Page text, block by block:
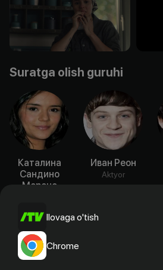
Suratga olish guruhi
Каталина
Сандино
Морено
Иван Реон
Aktyor
Ilovaga o'tish
Chrome